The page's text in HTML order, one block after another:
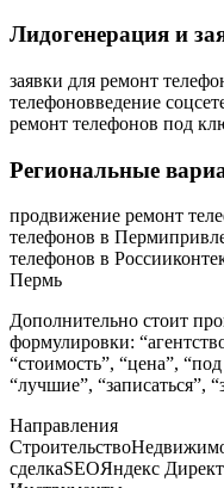
Лидогенерация и
заявки для ремонт
телефоновведение
ремонт телефонов под
Региональные
продвижение ремонт
телефонов в Перми
телефонов в России
Пермь
Дополнительно стоит
формулировки:
“стоимость”, “цена”,
“лучшие”, “записаться”,
Направления
Строительство
сделкаSEOЯндекс Директ